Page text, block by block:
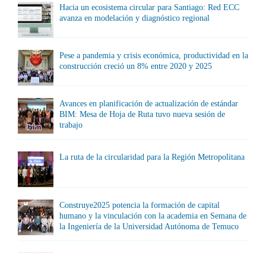
Hacia un ecosistema circular para Santiago: Red ECC
avanza en modelación y diagnóstico regional
Pese a pandemia y crisis económica, productividad en la
construcción creció un 8% entre 2020 y 2025
Avances en planificación de actualización de estándar
BIM: Mesa de Hoja de Ruta tuvo nueva sesión de
trabajo
La ruta de la circularidad para la Región Metropolitana
Construye2025 potencia la formación de capital
humano y la vinculación con la academia en Semana de
la Ingeniería de la Universidad Autónoma de Temuco